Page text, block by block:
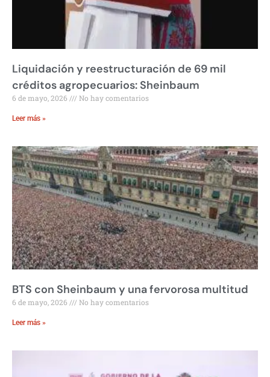
Liquidación y reestructuración de 69 mil
créditos agropecuarios: Sheinbaum
6 de mayo, 2026 No hay comentarios
Leer más »
BTS con Sheinbaum y una fervorosa multitud
6 de mayo, 2026 No hay comentarios
Leer más »